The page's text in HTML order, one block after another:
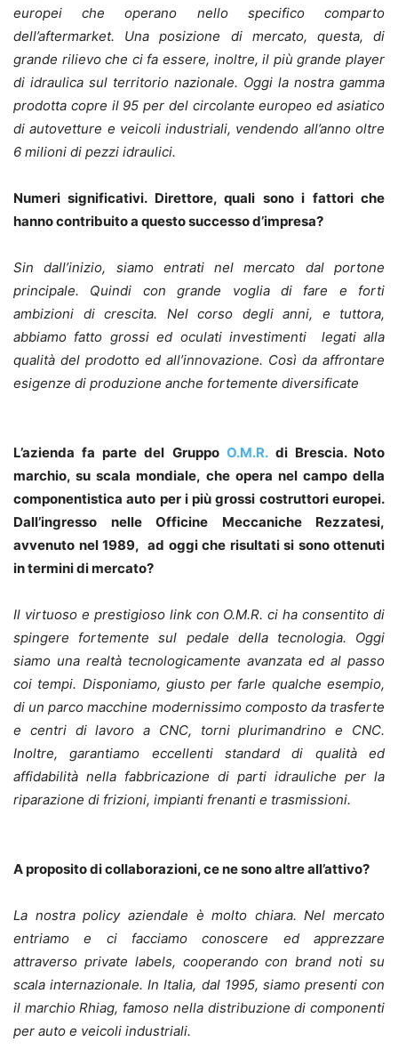
europei che operano nello specifico comparto
dell’aftermarket. Una posizione di mercato, questa, di
grande rilievo che ci fa essere, inoltre, il più grande player
di idraulica sul territorio nazionale. Oggi la nostra gamma
prodotta copre il 95 per del circolante europeo ed asiatico
di autovetture e veicoli industriali, vendendo all’anno oltre
6 milioni di pezzi idraulici.
Numeri significativi. Direttore, quali sono i fattori che
hanno contribuito a questo successo d’impresa?
Sin dall’inizio, siamo entrati nel mercato dal portone
principale. Quindi con grande voglia di fare e forti
ambizioni di crescita. Nel corso degli anni, e tuttora,
abbiamo fatto grossi ed oculati investimenti legati alla
qualità del prodotto ed all’innovazione. Così da affrontare
esigenze di produzione anche fortemente diversificate
L’azienda fa parte del Gruppo O.M.R. di Brescia. Noto
marchio, su scala mondiale, che opera nel campo della
componentistica auto per i più grossi costruttori europei.
Dall’ingresso nelle Officine Meccaniche Rezzatesi,
avvenuto nel 1989, ad oggi che risultati si sono ottenuti
in termini di mercato?
Il virtuoso e prestigioso link con O.M.R. ci ha consentito di
spingere fortemente sul pedale della tecnologia. Oggi
siamo una realtà tecnologicamente avanzata ed al passo
coi tempi. Disponiamo, giusto per farle qualche esempio,
di un parco macchine modernissimo composto da trasferte
e centri di lavoro a CNC, torni plurimandrino e CNC.
Inoltre, garantiamo eccellenti standard di qualità ed
affidabilità nella fabbricazione di parti idrauliche per la
riparazione di frizioni, impianti frenanti e trasmissioni.
A proposito di collaborazioni, ce ne sono altre all’attivo?
La nostra policy aziendale è molto chiara. Nel mercato
entriamo e ci facciamo conoscere ed apprezzare
attraverso private labels, cooperando con brand noti su
scala internazionale. In Italia, dal 1995, siamo presenti con
il marchio Rhiag, famoso nella distribuzione di componenti
per auto e veicoli industriali.